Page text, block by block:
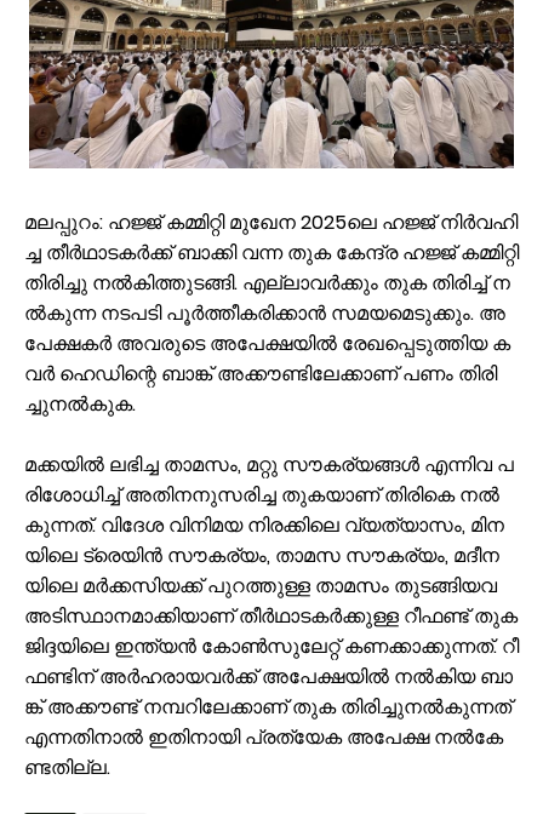
കൂരിയാട് വ്യാപാരി വ്യവസായി ഏകോപന സമിതിയുടെ
വിവരാവകാശ നിയമപ്രകാരം വിവരം സൗജന്യമായി നൽകണം;
അതിശക്തമായ മഴ തുടരും; എട്ട് ജില്ലകളിൽ റെഡ് അലർട്ട്
മൊബൈല്‍ ഉപയോക്താക്കള്‍ക്ക് തിരിച്ചടി; നിരക്കുകള്‍ വീണ്ടും
രക്ഷാപ്രവർത്തനത്തിനിടെ കാര്യങ്കോട്
വേങ്ങര ജി.വി.എച്ച്.എസ്.എസിന് സമീപം റോഡരികിലെ പഴയ
ഓണം അടുത്തെത്തി; ഏത്തപ്പഴത്തിന് പൊള്ളുന്ന വില നാൽപതിൽനിന്ന്
വേങ്ങരയിൽ വെള്ളക്കെട്ട് രൂക്ഷം; ദുരിതബാധിതർക്ക് ആശ്വാസവുമായി
സര്‍ക്കിള്‍ ഓഫീസ് തിരൂരങ്ങാടിയില്‍ തന്നെ; പുനരാരംഭത്തിന്
മ​ല​പ്പു​റം: ഹ​ജ്ജ് ക​മ്മി​റ്റി മു​ഖേ​ന 2025ലെ ​ഹ​ജ്ജ് നി​ർ​വ​ഹി​
ച്ച തീ​ർ​ഥാ​ട​ക​ർ​ക്ക് ബാ​ക്കി വ​ന്ന തു​ക കേ​ന്ദ്ര ഹ​ജ്ജ് ക​മ്മി​റ്റി
തി​രി​ച്ചു ന​ൽ​കി​ത്തു​ട​ങ്ങി. എ​ല്ലാ​വ​ർ​ക്കും തു​ക തി​രി​ച്ച് ന​
ൽ​കു​ന്ന ന​ട​പ​ടി പൂ​ർ​ത്തീ​ക​രി​ക്കാ​ൻ സ​മ​യ​മെ​ടു​ക്കും. അ​
പേ​ക്ഷ​ക​ർ അ​വ​രു​ടെ അ​പേ​ക്ഷ​യി​ൽ രേ​ഖ​പ്പെ​ടു​ത്തി​യ ക​
വ​ർ ഹെ​ഡി​ന്റെ ബാ​ങ്ക് അ​ക്കൗ​ണ്ടി​ലേ​ക്കാ​ണ് പ​ണം തി​രി​
ച്ചു​ന​ൽ​കു​ക.
മ​ക്ക​യി​ൽ ല​ഭി​ച്ച താ​മ​സം, മ​റ്റു സൗ​ക​ര്യ​ങ്ങ​ൾ എ​ന്നി​വ പ​
രി​ശോ​ധി​ച്ച് അ​തി​ന​നു​സ​രി​ച്ച തു​ക​യാ​ണ് തി​രി​കെ ന​ൽ​
കു​ന്ന​ത്. വി​ദേ​ശ വി​നി​മ​യ നി​ര​ക്കി​ലെ വ്യ​ത്യാ​സം, മി​ന​
യി​ലെ ട്രെ​യി​ൻ സൗ​ക​ര്യം, താ​മ​സ സൗ​ക​ര്യം, മ​ദീ​ന​
യി​ലെ മ​ർ​ക്ക​സി​യ​ക്ക് പു​റ​ത്തു​ള്ള താ​മ​സം തു​ട​ങ്ങി​യ​വ
അ​ടി​സ്ഥാ​ന​മാ​ക്കി​യാ​ണ് തീ​ർ​ഥാ​ട​ക​ർ​ക്കു​ള്ള റീ​ഫ​ണ്ട് തു​ക
ജി​ദ്ദ​യി​ലെ ഇ​ന്ത്യ​ൻ കോ​ൺ​സു​ലേ​റ്റ് ക​ണ​ക്കാ​ക്കു​ന്ന​ത്. റീ​
ഫ​ണ്ടി​ന് അ​ർ​ഹ​രാ​യ​വ​ർ​ക്ക് അ​പേ​ക്ഷ​യി​ൽ ന​ൽ​കി​യ ബാ​
ങ്ക് അ​ക്കൗ​ണ്ട് ന​മ്പ​റി​ലേ​ക്കാ​ണ് തു​ക തി​രി​ച്ചു​ന​ൽ​കു​ന്ന​ത്
എ​ന്ന​തി​നാ​ൽ ഇ​തി​നാ​യി പ്ര​ത്യേ​ക അ​പേ​ക്ഷ ന​ൽ​കേ​
ണ്ട​തി​ല്ല.